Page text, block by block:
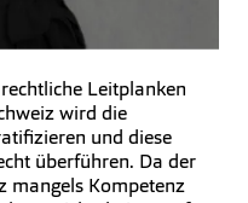
Leitplanken
wird die
und diese
überführen. Da der
mangels Kompetenz